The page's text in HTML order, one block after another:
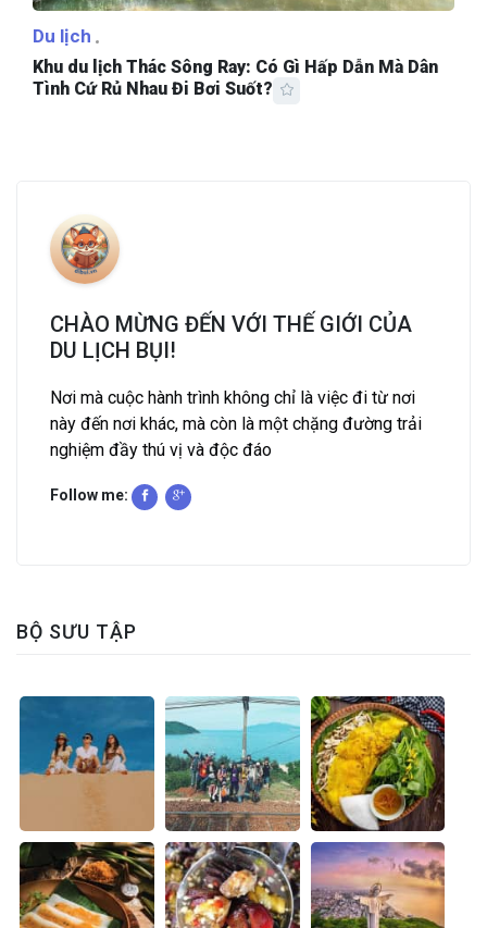
Du lịch
Khu du lịch Thác Sông Ray: Có Gì Hấp Dẫn Mà Dân
Tình Cứ Rủ Nhau Đi Bơi Suốt?
CHÀO MỪNG ĐẾN VỚI THẾ GIỚI CỦA
DU LỊCH BỤI!
Nơi mà cuộc hành trình không chỉ là việc đi từ nơi
này đến nơi khác, mà còn là một chặng đường trải
nghiệm đầy thú vị và độc đáo
Follow me:
BỘ SƯU TẬP